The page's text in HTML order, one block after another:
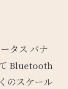
タス バナ
Bluetooth
のスケール